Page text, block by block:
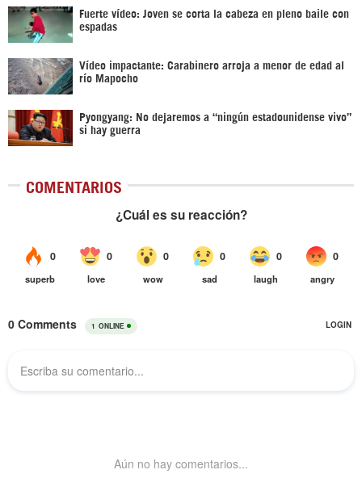
Fuerte vídeo: Joven se corta la cabeza en pleno baile con
espadas
Vídeo impactante: Carabinero arroja a menor de edad al
río Mapocho
Pyongyang: No dejaremos a “ningún estadounidense vivo”
si hay guerra
COMENTARIOS